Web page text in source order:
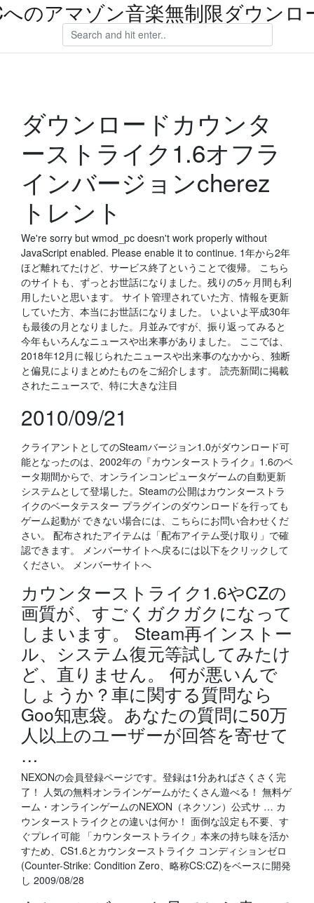
のアマゾン音楽無制限ダウンロ
ダウンロードカウンタ
ーストライク1.6オフラ
インバージョンcherez
トレント
We're sorry but wmod_pc doesn't work properly without
JavaScript enabled. Please enable it to continue. 1年から2年
ほど離れてたけど、サービス終了ということで復帰。 こちら
のサイトも、ずっとお世話になりました。残りの5ヶ月間も利
用したいと思います。 サイト管理されていた方、情報を更新
していた方、本当にお世話になりました。 いよいよ平成30年
も最後の月となりました。月並みですが、振り返ってみると
今年もいろんなニュースや出来事がありました。 ここでは、
2018年12月に報じられたニュースや出来事のなかから、独断
と偏見によりまとめたものをご紹介します。 読売新聞に掲載
されたニュースで、特に大きな注目
2010/09/21
クライアントとしてのSteamバージョン1.0がダウンロード可
能となったのは、2002年の『カウンターストライク』1.6のベ
ータ期間からで、オンラインコンピュータゲームの自動更新
システムとして登場した。Steamの公開はカウンターストラ
イクのベータテスター プラグインのダウンロードを行っても
ゲーム起動が できない場合には、こちらにお問い合わせくだ
さい。 配布されたアイテムは「配布アイテム受け取り」で確
認できます。 メンバーサイトへ戻るには以下をクリックして
ください。 メンバーサイトへ
カウンターストライク1.6やCZの
画質が、すごくガクガクになって
しまいます。 Steam再インストー
ル、システム復元等試してみたけ
ど、直りません。 何が悪いんで
しょうか？車に関する質問なら
Goo知恵袋。あなたの質問に50万
人以上のユーザーが回答を寄せて
…
NEXONの会員登録ページです。登録は1分あればさくさく完
了！ 人気の無料オンラインゲームがたくさん遊べる！ 無料ゲ
ーム・オンラインゲームのNEXON（ネクソン）公式サ … カ
ウンターストライクとの違いは何か！ 面倒な設定も不要、す
ぐプレイ可能 「カウンターストライク」本来の持ち味を活か
すため、CS1.6とカウンターストライク コンディションゼロ
(Counter-Strike: Condition Zero、略称CS:CZ)をベースに開発
し 2009/08/28